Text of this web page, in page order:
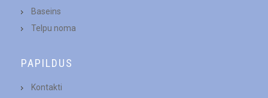
Baseins
Telpu noma
PAPILDUS
Kontakti